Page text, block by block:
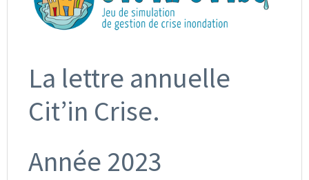
La lettre annuelle
Cit’in Crise.
Année 2023